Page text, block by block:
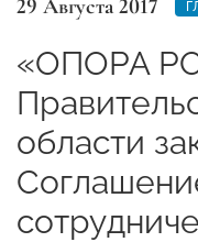
29 Августа 2017
«ОПОРА
области